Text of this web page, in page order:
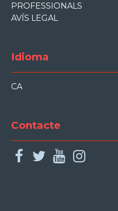
PROFESSIONALS
AVÍS LEGAL
Idioma
CA
Contacte
facebook
twitteryoutube